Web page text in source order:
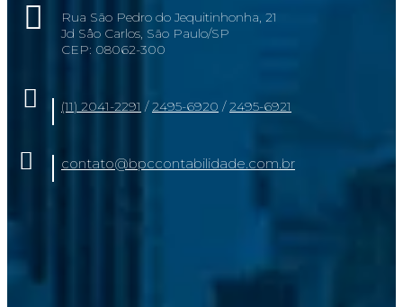
Rua São Pedro do Jequitinhonha, 21
Jd Sâo Carlos, São Paulo/SP
CEP: 08062-300
(11) 2041-2291 /2495-6920 /2495-6921
contato@bpccontabilidade.com.br